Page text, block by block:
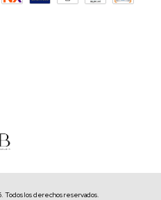
Todos los derechos reservados.